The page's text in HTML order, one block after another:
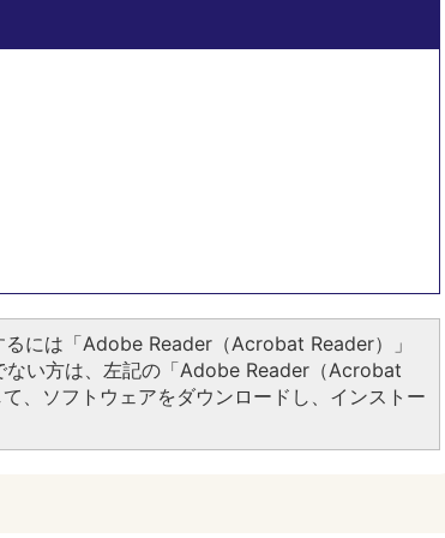
るには「Adobe Reader（Acrobat Reader）」
ない方は、左記の「Adobe Reader（Acrobat
、ソフトウェアをダウンロードし、インストー